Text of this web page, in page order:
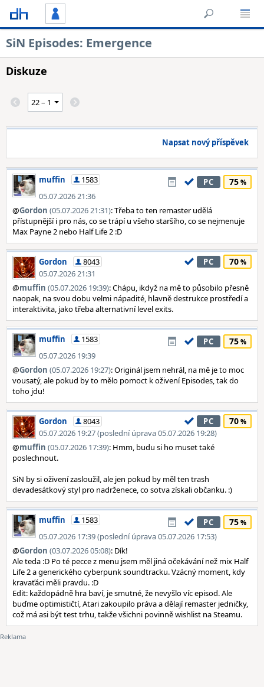
SiN Episodes: Emergence
Diskuze
Napsat nový příspěvek
muffin
1583
05.07.2026 21:36
PC 75
@Gordon (05.07.2026 21:31): Třeba to ten remaster udělá
přístupnější i pro nás, co se trápí u všeho staršího, co se nejmenuje
Max Payne 2 nebo Half Life 2 :D
Gordon
8043
05.07.2026 21:31
PC 70
@muffin (05.07.2026 19:39): Chápu, ikdyž na mě to působilo přesně
naopak, na svou dobu velmi nápadité, hlavně destrukce prostředí a
interaktivita, jako třeba alternativní level exits.
muffin
1583
05.07.2026 19:39
PC 75
@Gordon (05.07.2026 19:27): Originál jsem nehrál, na mě je to moc
vousatý, ale pokud by to mělo pomoct k oživení Episodes, tak do
toho jdu!
Gordon
8043
05.07.2026 19:27 (poslední úprava 05.07.2026 19:28)
PC 70
@muffin (05.07.2026 17:39): Hmm, budu si ho muset také
poslechnout.
SiN by si oživení zasloužil, ale jen pokud by měl ten trash
devadesátkový styl pro nadrženece, co sotva získali občanku. :)
muffin
1583
05.07.2026 17:39 (poslední úprava 05.07.2026 17:53)
PC 75
@Gordon (03.07.2026 05:08): Dík!
Ale teda :D Po té pecce z menu jsem měl jiná očekávání než mix Half
Life 2 a generického cyberpunk soundtracku. Vzácný moment, kdy
kravaťáci měli pravdu. :D
Edit: každopádně hra baví, je smutné, že nevyšlo víc episod. Ale
buďme optimističtí, Atari zakoupilo práva a dělají remaster jedničky,
což má asi být test trhu, takže všichni povinně wishlist na Steamu.